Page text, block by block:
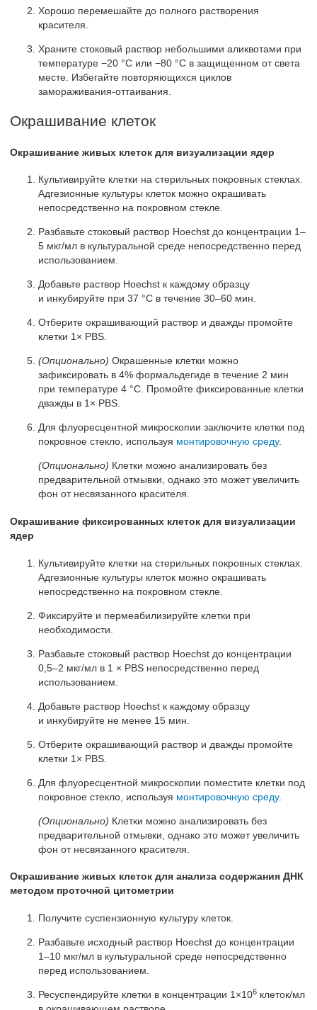
Хорошо перемешайте до полного растворения
красителя.
Храните стоковый раствор небольшими аликвотами при
температуре −20 °C или −80 °C в защищенном от света
месте. Избегайте повторяющихся циклов
замораживания-оттаивания.
Окрашивание клеток
Окрашивание живых клеток для визуализации ядер
Культивируйте клетки на стерильных покровных стеклах.
Адгезионные культуры клеток можно окрашивать
непосредственно на покровном стекле.
Разбавьте стоковый раствор Hoechst до концентрации 1–
5 мкг/мл в культуральной среде непосредственно перед
использованием.
Добавьте раствор Hoechst к каждому образцу
и инкубируйте при 37 °C в течение 30–60 мин.
Отберите окрашивающий раствор и дважды промойте
клетки 1× PBS.
(Опционально) Окрашенные клетки можно
зафиксировать в 4% формальдегиде в течение 2 мин
при температуре 4 °C. Промойте фиксированные клетки
дважды в 1× PBS.
Для флуоресцентной микроскопии заключите клетки под
покровное стекло, используя монтировочную среду.
(Опционально) Клетки можно анализировать без
предварительной отмывки, однако это может увеличить
фон от несвязанного красителя.
Окрашивание фиксированных клеток для визуализации
ядер
Культивируйте клетки на стерильных покровных стеклах.
Адгезионные культуры клеток можно окрашивать
непосредственно на покровном стекле.
Фиксируйте и пермеабилизируйте клетки при
необходимости.
Разбавьте стоковый раствор Hoechst до концентрации
0,5–2 мкг/мл в 1 × PBS непосредственно перед
использованием.
Добавьте раствор Hoechst к каждому образцу
и инкубируйте не менее 15 мин.
Отберите окрашивающий раствор и дважды промойте
клетки 1× PBS.
Для флуоресцентной микроскопии поместите клетки под
покровное стекло, используя монтировочную среду.
(Опционально) Клетки можно анализировать без
предварительной отмывки, однако это может увеличить
фон от несвязанного красителя.
Окрашивание живых клеток для анализа содержания ДНК
методом проточной цитометрии
Получите суспензионную культуру клеток.
Разбавьте исходный раствор Hoechst до концентрации
1–10 мкг/мл в культуральной среде непосредственно
перед использованием.
Ресуспендируйте клетки в концентрации 1×106 клеток/мл